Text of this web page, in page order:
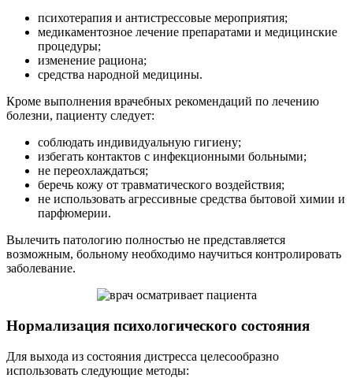
психотерапия и антистрессовые мероприятия;
медикаментозное лечение препаратами и медицинские
процедуры;
изменение рациона;
средства народной медицины.
Кроме выполнения врачебных рекомендаций по лечению
болезни, пациенту следует:
соблюдать индивидуальную гигиену;
избегать контактов с инфекционными больными;
не переохлаждаться;
беречь кожу от травматического воздействия;
не использовать агрессивные средства бытовой химии и
парфюмерии.
Вылечить патологию полностью не представляется
возможным, больному необходимо научиться контролировать
заболевание.
Нормализация психологического состояния
Для выхода из состояния дистресса целесообразно
использовать следующие методы: